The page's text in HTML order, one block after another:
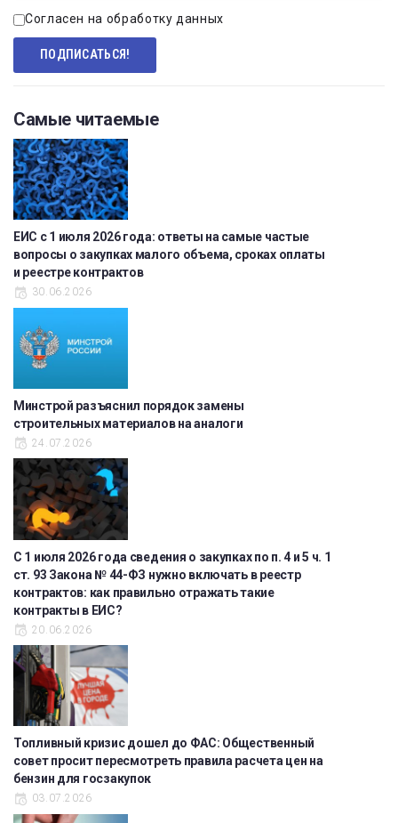
Согласен на обработку данных
Самые читаемые
ЕИС с 1 июля 2026 года: ответы на самые частые
вопросы о закупках малого объема, сроках оплаты
и реестре контрактов
30.06.2026
Минстрой разъяснил порядок замены
строительных материалов на аналоги
24.07.2026
С 1 июля 2026 года сведения о закупках по п. 4 и 5 ч. 1
ст. 93 Закона № 44-ФЗ нужно включать в реестр
контрактов: как правильно отражать такие
контракты в ЕИС?
20.06.2026
Топливный кризис дошел до ФАС: Общественный
совет просит пересмотреть правила расчета цен на
бензин для госзакупок
03.07.2026